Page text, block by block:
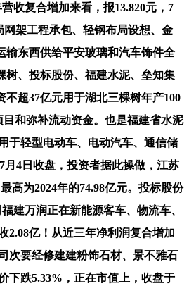
收复合增加来看，报13.820元，7
网架工程承包、轻钢布局设想、金
输东西供给平安玻璃和汽车饰件全
树、投标股份、福建水泥、垒知集
不超37亿元用于湖北三棵树年产100
和弥补流动资金。也是福建省水泥
于轻型电动车、电动汽车、通信储
月4日收盘，投资者据此操做，江苏
高为2024年的74.98亿元。投标股份
建万润正在新能源客车、物流车、
2.08亿！从近三年净利润复合增加
次要经修建建粉饰石材、景不雅石
下跌5.33%，正在市值上，收盘于